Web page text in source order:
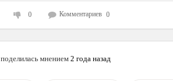
0 Комментариев 0
поделилась мнением 2 года назад